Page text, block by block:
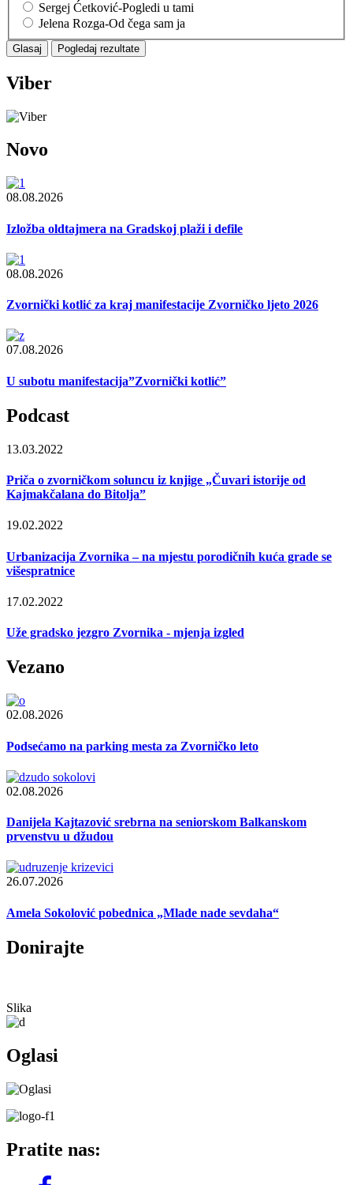
Sergej Ćetković-Pogledi u tami
Jelena Rozga-Od čega sam ja
Viber
Novo
08.08.2026
Izložba oldtajmera na Gradskoj plaži i defile
08.08.2026
Zvornički kotlić za kraj manifestacije Zvorničko ljeto 2026
07.08.2026
U subotu manifestacija”Zvornički kotlić”
Podcast
13.03.2022
Priča o zvorničkom soluncu iz knjige „Čuvari istorije od
Kajmakčalana do Bitolja”
19.02.2022
Urbanizacija Zvornika – na mjestu porodičnih kuća grade se
višespratnice
17.02.2022
Uže gradsko jezgro Zvornika - mjenja izgled
Vezano
02.08.2026
Podsećamo na parking mesta za Zvorničko leto
02.08.2026
Danijela Kajtazović srebrna na seniorskom Balkanskom
prvenstvu u džudou
26.07.2026
Amela Sokolović pobednica „Mlade nade sevdaha“
Donirajte
Slika
Oglasi
Pratite nas: